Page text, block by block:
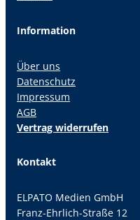
Information
Über uns
Datenschutz
Impressum
AGB
Vertrag widerrufen
Kontakt
ELPATO Medien GmbH
Franz-Ehrlich-Straße 12